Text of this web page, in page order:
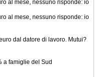
al mese, nessuno risponde: io
al mese, nessuno risponde: io
dal datore di lavoro. Mutui?
a famiglie del Sud